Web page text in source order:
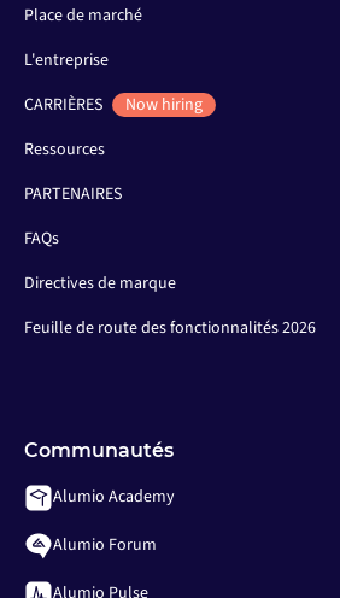
Place de marché
L'entreprise
CARRIÈRES
Now hiring
Ressources
PARTENAIRES
FAQs
Directives de marque
Feuille de route des fonctionnalités 2026
Communautés
Alumio Academy
Alumio Forum